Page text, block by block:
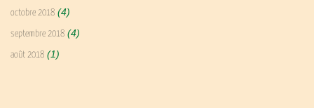
octobre 2018 (4)
septembre 2018 (4)
août 2018 (1)